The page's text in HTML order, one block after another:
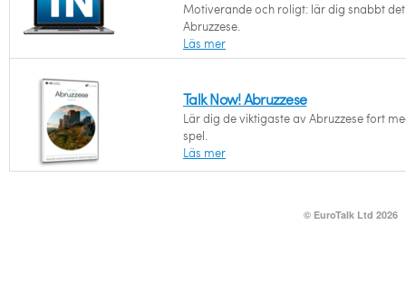
Motiverande och roligt: lär dig snabbt
Abruzzese.
Läs mer
Talk Now! Abruzzese
Lär dig de viktigaste av Abruzzese fort
spel.
Läs mer
© EuroTalk Ltd 2026